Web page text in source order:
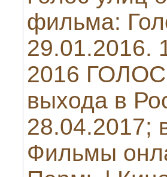
фильма:
29.01.2016.
2016
выхода в
28.04.2017;
Фильмы